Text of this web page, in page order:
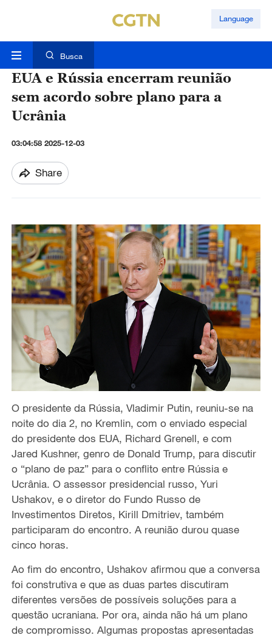
Language
Busca
EUA e Rússia encerram reunião
sem acordo sobre plano para a
Ucrânia
03:04:58 2025-12-03
Share
O presidente da Rússia, Vladimir Putin, reuniu-se na
noite do dia 2, no Kremlin, com o enviado especial
do presidente dos EUA, Richard Grenell, e com
Jared Kushner, genro de Donald Trump, para discutir
o “plano de paz” para o conflito entre Rússia e
Ucrânia. O assessor presidencial russo, Yuri
Ushakov, e o diretor do Fundo Russo de
Investimentos Diretos, Kirill Dmitriev, também
participaram do encontro. A reunião durou quase
cinco horas.
Ao fim do encontro, Ushakov afirmou que a conversa
foi construtiva e que as duas partes discutiram
diferentes versões de possíveis soluções para a
questão ucraniana. Por ora, ainda não há um plano
de compromisso. Algumas propostas apresentadas